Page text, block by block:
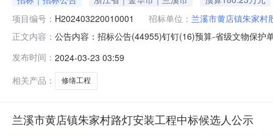
项目编号： H202403220010001 招标单位： 兰溪市黄店镇朱家村
正文内容： 公告内容：招标公告(44955)钉钉(16)预算-省级文物保护
级补助80%、自筹20%，招标人为兰溪市黄店镇朱家村
目概况
发布时间： 2024-03-23 03:59
相关产品：
修缮工程
兰溪市黄店镇朱家村路灯安装工程中标候选人公示